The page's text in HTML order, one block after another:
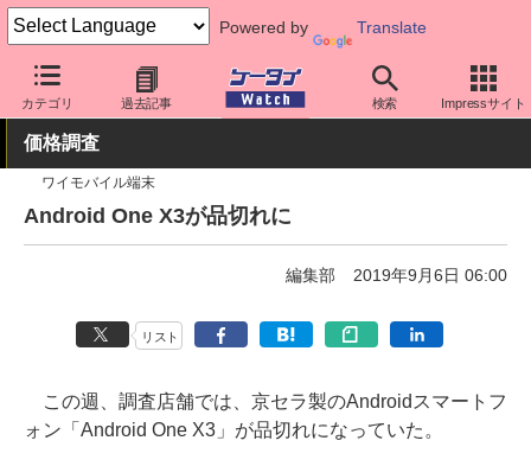
Powered by Translate
カテゴリ 過去記事 検索 Impressサイト
ケータイ Watch 業界動向 調査
価格調査
ワイモバイル端末
Android One X3が品切れに
編集部 2019年9月6日 06:00
リスト
この週、調査店舗では、京セラ製のAndroidスマートフ
ォン「Android One X3」が品切れになっていた。